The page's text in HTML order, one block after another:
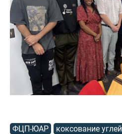
ФЦП-ЮАР коксование углей